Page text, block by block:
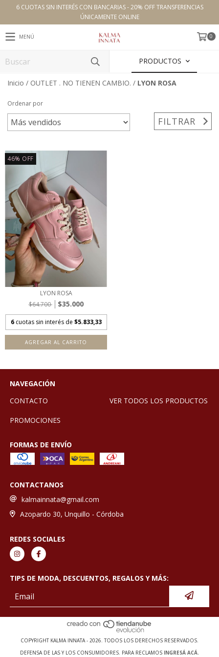
6 CUOTAS SIN INTERÉS CON BANCARIAS - 20% OFF TRANSFERENCIAS
ÚNICAMENTE ONLINE
MENÚ 0
PRODUCTOS
Inicio / OUTLET . NO TIENEN CAMBIO. / LYON ROSA
Ordenar por
FILTRAR
46% OFF
LYON ROSA
$64.700
$35.000
6 cuotas sin interés de $5.833,33
AGREGAR AL CARRITO
NAVEGACIÓN
CONTACTO
VER TODOS LOS PRODUCTOS
PROMOCIONES
FORMAS DE ENVÍO
CONTACTANOS
kalmainnata@gmail.com
Azopardo 30, Unquillo - Córdoba
REDES SOCIALES
TIPS DE MODA, DESCUENTOS, REGALOS Y MÁS:
COPYRIGHT KALMA INNATA - 2026. TODOS LOS DERECHOS RESERVADOS.
DEFENSA DE LAS Y LOS CONSUMIDORES. PARA RECLAMOS INGRESÁ ACÁ.